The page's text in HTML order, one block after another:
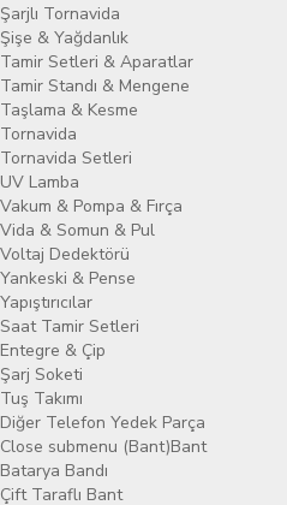
Şarjlı Tornavida
Şişe & Yağdanlık
Tamir Setleri & Aparatlar
Tamir Standı & Mengene
Taşlama & Kesme
Tornavida
Tornavida Setleri
UV Lamba
Vakum & Pompa & Fırça
Vida & Somun & Pul
Voltaj Dedektörü
Yankeski & Pense
Yapıştırıcılar
Saat Tamir Setleri
Entegre & Çip
Şarj Soketi
Tuş Takımı
Diğer Telefon Yedek Parça
Close submenu (Bant)Bant
Batarya Bandı
Çift Taraflı Bant